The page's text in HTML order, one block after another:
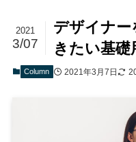
デザイナー
きたい基
2021
3/07
Column 2021年3月7日